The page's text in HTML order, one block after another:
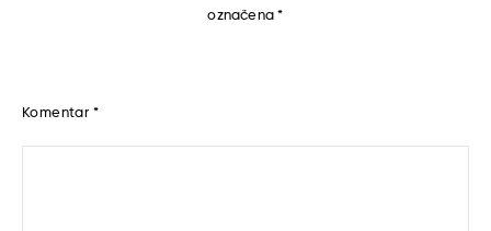
označena*
Komentar *